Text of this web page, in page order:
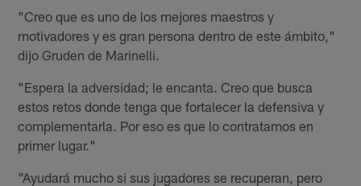
"Creo que es uno de los mejores maestros y
motivadores y es gran persona dentro de este ámbito,"
dijo Gruden de Marinelli.
"Espera la adversidad; le encanta. Creo que busca
estos retos donde tenga que fortalecer la defensiva y
complementarla. Por eso es que lo contratamos en
primer lugar."
"Ayudará mucho si sus jugadores se recuperan, pero